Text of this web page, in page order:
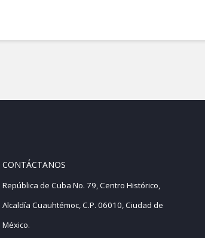
CONTÁCTANOS
República de Cuba No. 79, Centro Histórico,
Alcaldía Cuauhtémoc, C.P. 06010, Ciudad de
México.